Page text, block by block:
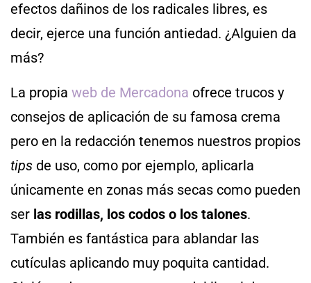
efectos dañinos de los radicales libres, es
decir, ejerce una función antiedad. ¿Alguien da
más?
La propia web de Mercadona ofrece trucos y
consejos de aplicación de su famosa crema
pero en la redacción tenemos nuestros propios
tips de uso, como por ejemplo, aplicarla
únicamente en zonas más secas como pueden
ser las rodillas, los codos o los talones.
También es fantástica para ablandar las
cutículas aplicando muy poquita cantidad.